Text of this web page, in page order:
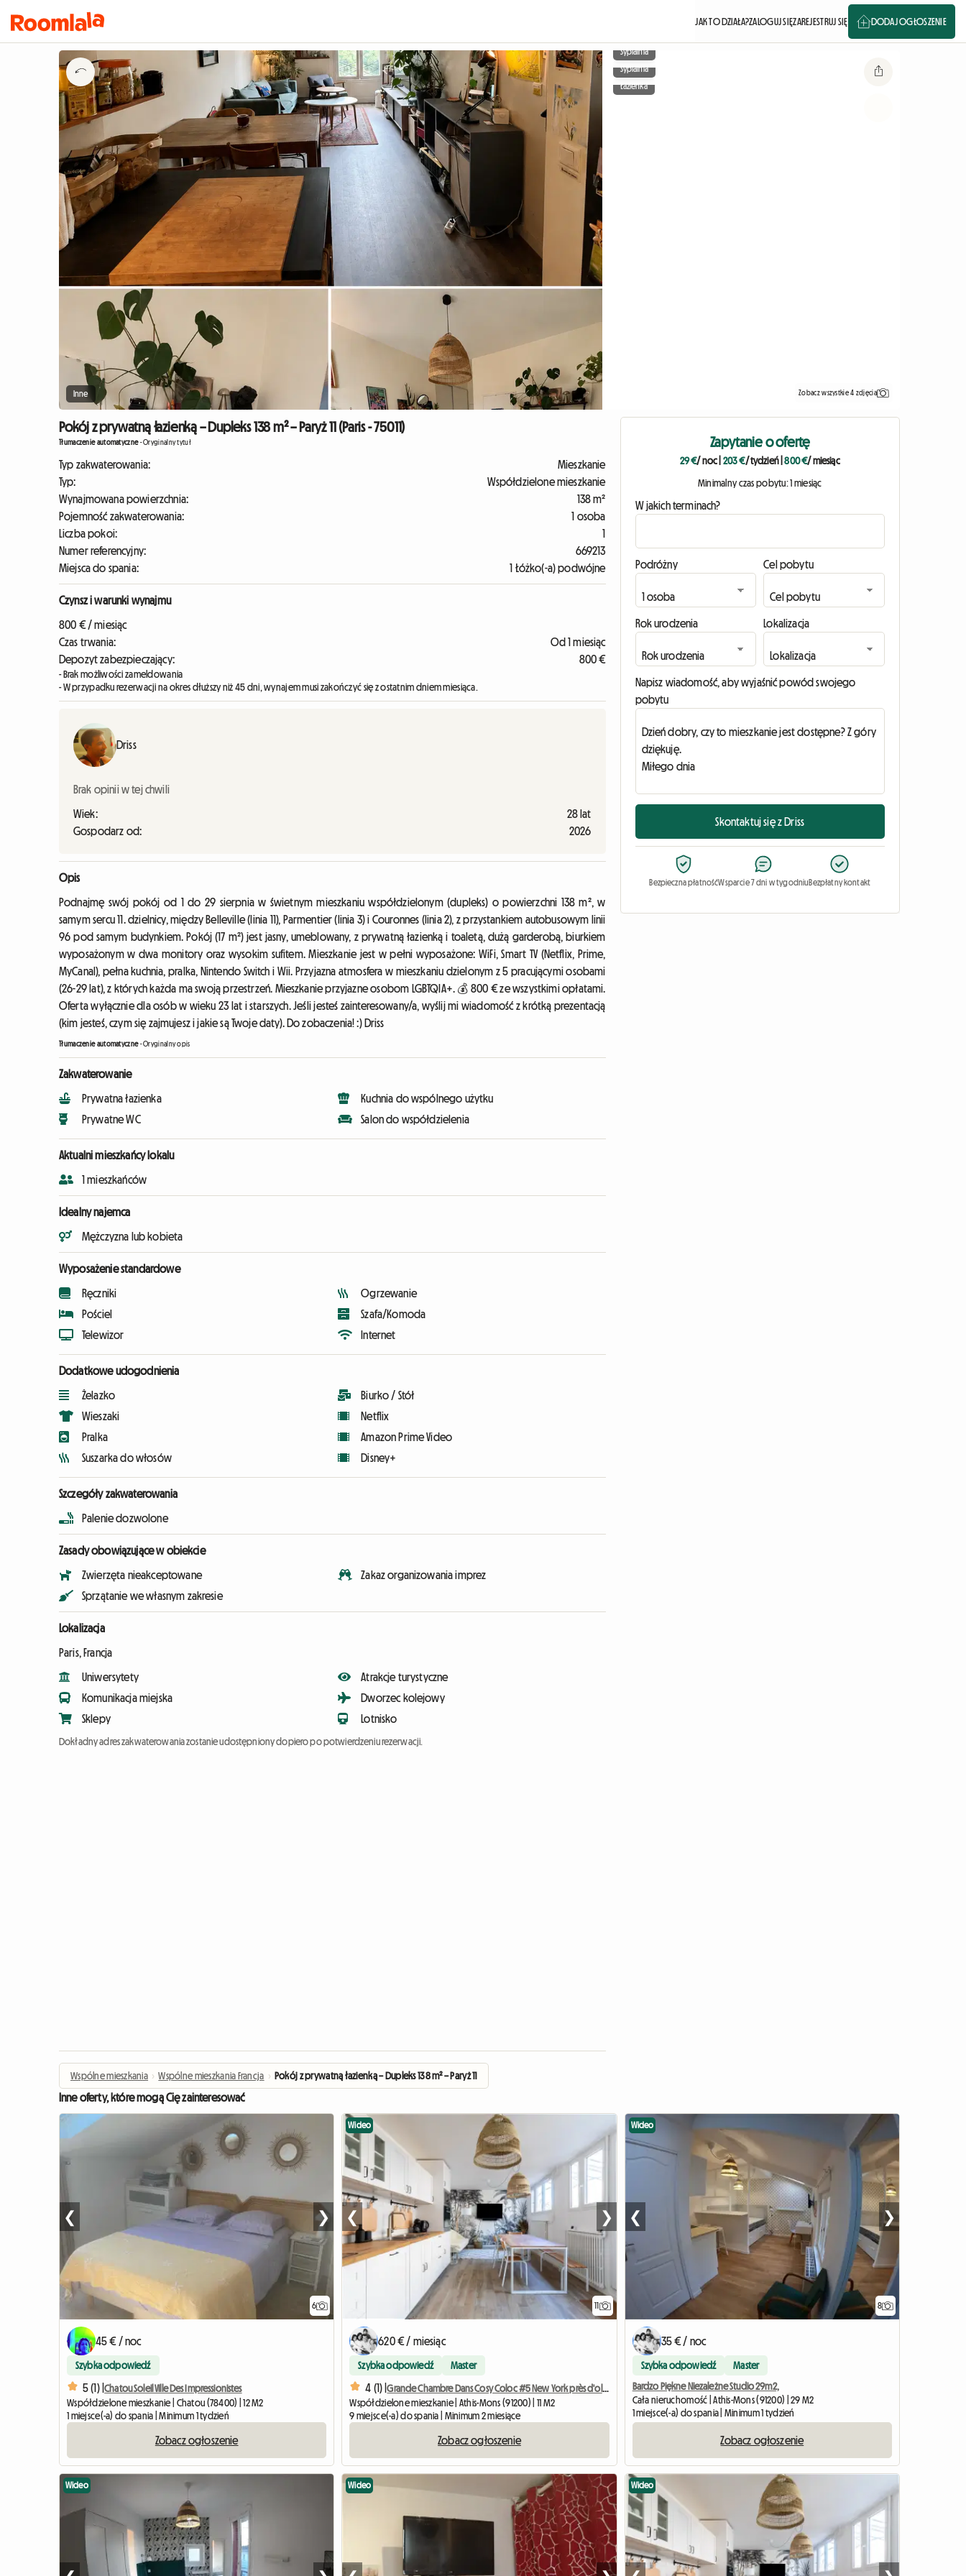
JAK TO DZIAŁA?ZALOGUJ SIĘZAREJESTRUJ SIĘ DODAJ OGŁOSZENIE
Inne
Sypialnia
Sypialnia
Łazienka
Zobacz wszystkie 4 zdjęcia
Pokój z prywatną łazienką – Dupleks 138 m² – Paryż 11 (Paris - 75011)
Tłumaczenie automatyczne-Oryginalny tytuł
Typ zakwaterowania:
Mieszkanie
Typ:
Współdzielone mieszkanie
Wynajmowana powierzchnia:
138 m²
Pojemność zakwaterowania:
1 osoba
Liczba pokoi:
1
Numer referencyjny:
669213
Miejsca do spania:
1 Łóżko(-a) podwójne
Czynsz i warunki wynajmu
800 € / miesiąc
Czas trwania:
Od 1 miesiąc
Depozyt zabezpieczający:
800 €
- Brak możliwości zameldowania
- W przypadku rezerwacji na okres dłuższy niż 45 dni, wynajem musi zakończyć się z ostatnim dniem miesiąca.
Driss
Brak opinii w tej chwili
Wiek:
28 lat
Gospodarz od:
2026
Opis
Podnajmę swój pokój od 1 do 29 sierpnia w świetnym mieszkaniu współdzielonym (dupleks) o powierzchni 138 m², w
samym sercu 11. dzielnicy, między Belleville (linia 11), Parmentier (linia 3) i Couronnes (linia 2), z przystankiem autobusowym linii
96 pod samym budynkiem. Pokój (17 m²) jest jasny, umeblowany, z prywatną łazienką i toaletą, dużą garderobą, biurkiem
wyposażonym w dwa monitory oraz wysokim sufitem. Mieszkanie jest w pełni wyposażone: WiFi, Smart TV (Netflix, Prime,
MyCanal), pełna kuchnia, pralka, Nintendo Switch i Wii. Przyjazna atmosfera w mieszkaniu dzielonym z 5 pracującymi osobami
(26-29 lat), z których każda ma swoją przestrzeń. Mieszkanie przyjazne osobom LGBTQIA+. 💰 800 € ze wszystkimi opłatami.
Oferta wyłącznie dla osób w wieku 23 lat i starszych. Jeśli jesteś zainteresowany/a, wyślij mi wiadomość z krótką prezentacją
(kim jesteś, czym się zajmujesz i jakie są Twoje daty). Do zobaczenia! :) Driss
Tłumaczenie automatyczne-Oryginalny opis
Zakwaterowanie
Prywatna łazienka
Prywatne WC
Kuchnia do wspólnego użytku
Salon do współdzielenia
Aktualni mieszkańcy lokalu
1 mieszkańców
Idealny najemca
Mężczyzna lub kobieta
Wyposażenie standardowe
Ręczniki
Pościel
Telewizor
Ogrzewanie
Szafa/Komoda
Internet
Dodatkowe udogodnienia
Żelazko
Wieszaki
Pralka
Suszarka do włosów
Biurko / Stół
Netflix
Amazon Prime Video
Disney+
Szczegóły zakwaterowania
Palenie dozwolone
Zasady obowiązujące w obiekcie
Zwierzęta nieakceptowane
Sprzątanie we własnym zakresie
Zakaz organizowania imprez
Lokalizacja
Paris, Francja
Uniwersytety
Komunikacja miejska
Sklepy
Atrakcje turystyczne
Dworzec kolejowy
Lotnisko
Dokładny adres zakwaterowania zostanie udostępniony dopiero po potwierdzeniu rezerwacji.
Zapytanie o ofertę
29 €/ noc 203 €/ tydzień|800 €/ miesiąc
Minimalny czas pobytu: 1 miesiąc
W jakich terminach?
Podróżny Cel pobytu
Rok urodzenia Lokalizacja
Napisz wiadomość, aby wyjaśnić powód swojego
pobytu
Skontaktuj się z Driss
Bezpieczna płatnośćWsparcie 7 dni w tygodniuBezpłatny kontakt
Wspólne mieszkania › Wspólne mieszkania Francja › Pokój z prywatną łazienką – Dupleks 138 m² – Paryż 11
Inne oferty, które mogą Cię zainteresować
6
❮ ❯
45 € / noc
Szybka odpowiedź
5 (1) |Chatou Soleil Ville Des Impressionistes
Współdzielone mieszkanie | Chatou (78400) | 12 M2
1 miejsce(-a) do spania | Minimum 1 tydzień
Zobacz ogłoszenie
11
Wideo
❮ ❯
620 € / miesiąc
Szybka odpowiedź Master
4 (1) |
Grande Chambre Dans Cosy Coloc #5 New York près d'olry
Współdzielone mieszkanie | Athis-Mons (91200) | 11 M2
9 miejsce(-a) do spania | Minimum 2 miesiące
Zobacz ogłoszenie
8
Wideo
❮ ❯
35 € / noc
Szybka odpowiedź Master
Bardzo Piękne Niezależne Studio 29m2,
Cała nieruchomość | Athis-Mons (91200) | 29 M2
1 miejsce(-a) do spania | Minimum 1 tydzień
Zobacz ogłoszenie
Wideo Wideo Wideo